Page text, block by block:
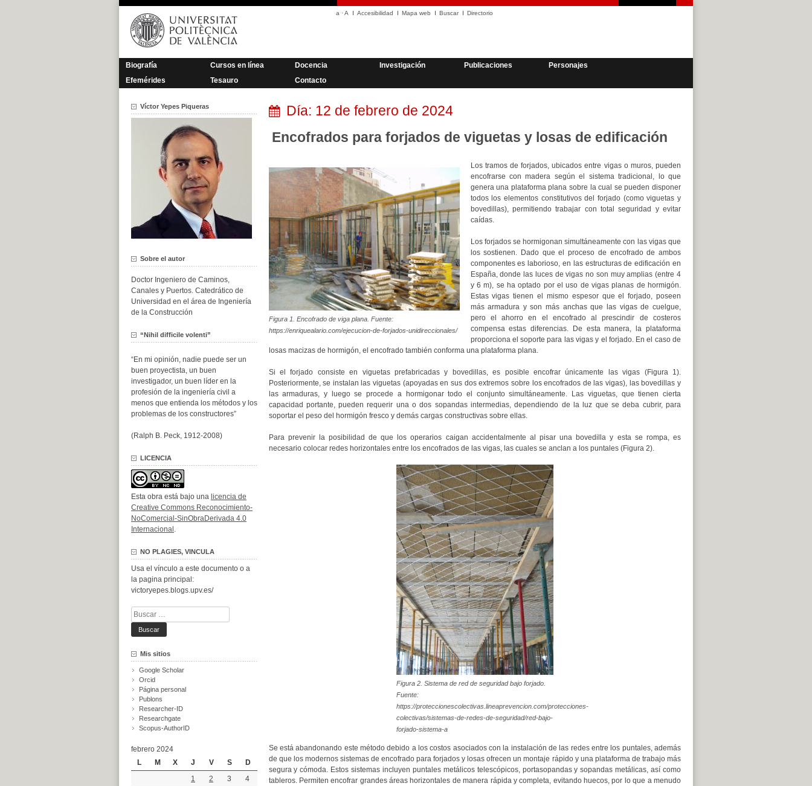
Saltar
contenido
a ·A Accesibilidad Mapa web Buscar Directorio
Biografía Cursos en línea Docencia Investigación Publicaciones
Personajes
Efemérides
Tesauro Contacto
Día: 12 de febrero de 2024
Encofrados para forjados de viguetas y losas de edificación
Figura 1. Encofrado de viga plana. Fuente:
https://enriquealario.com/ejecucion-de-forjados-unidireccionales/
Los tramos de forjados, ubicados entre vigas o muros, pueden
encofrarse con madera según el sistema tradicional, lo que
genera una plataforma plana sobre la cual se pueden disponer
todos los elementos constitutivos del forjado (como viguetas y
bovedillas), permitiendo trabajar con total seguridad y evitar
caídas.
Los forjados se hormigonan simultáneamente con las vigas que
los sostienen. Dado que el proceso de encofrado de ambos
componentes es laborioso, en las estructuras de edificación en
España, donde las luces de vigas no son muy amplias (entre 4
y 6 m), se ha optado por el uso de vigas planas de hormigón.
Estas vigas tienen el mismo espesor que el forjado, poseen
más armadura y son más anchas que las vigas de cuelgue,
pero el ahorro en el encofrado al prescindir de costeros
compensa estas diferencias. De esta manera, la plataforma
proporciona el soporte para las vigas y el forjado. En el caso de
losas macizas de hormigón, el encofrado también conforma una plataforma plana.
Si el forjado consiste en viguetas prefabricadas y bovedillas, es posible encofrar únicamente las vigas (Figura 1).
Posteriormente, se instalan las viguetas (apoyadas en sus dos extremos sobre los encofrados de las vigas), las bovedillas y
las armaduras, y luego se procede a hormigonar todo el conjunto simultáneamente. Las viguetas, que tienen cierta
capacidad portante, pueden requerir una o dos sopandas intermedias, dependiendo de la luz que se deba cubrir, para
soportar el peso del hormigón fresco y demás cargas constructivas sobre ellas.
Para prevenir la posibilidad de que los operarios caigan accidentalmente al pisar una bovedilla y esta se rompa, es
necesario colocar redes horizontales entre los encofrados de las vigas, las cuales se anclan a los puntales (Figura 2).
Figura 2. Sistema de red de seguridad bajo forjado.
Fuente:
https://proteccionescolectivas.lineaprevencion.com/protecciones-
colectivas/sistemas-de-redes-de-seguridad/red-bajo-
forjado-sistema-a
Se está abandonando este método debido a los costos asociados con la instalación de las redes entre los puntales, además
de que los modernos sistemas de encofrado para forjados y losas ofrecen un montaje rápido y una plataforma de trabajo más
segura y cómoda. Estos sistemas incluyen puntales metálicos telescópicos, portasopandas y sopandas metálicas, así como
tableros. Permiten encofrar grandes áreas horizontales de manera rápida y completa, evitando huecos, por lo que a menudo
Víctor Yepes Piqueras
Sobre el autor
Doctor Ingeniero de Caminos,
Canales y Puertos. Catedrático de
Universidad en el área de Ingeniería
de la Construcción
“Nihil difficile volenti”
“En mi opinión, nadie puede ser un
buen proyectista, un buen
investigador, un buen líder en la
profesión de la ingeniería civil a
menos que entienda los métodos y los
problemas de los constructores”
(Ralph B. Peck, 1912-2008)
LICENCIA
Esta obra está bajo una licencia de
Creative Commons Reconocimiento-
NoComercial-SinObraDerivada 4.0
Internacional .
NO PLAGIES, VINCULA
Usa el vínculo a este documento o a
la pagina principal:
victoryepes.blogs.upv.es/
Buscar:
Mis sitios
Google Scholar
Orcid
Página personal
Publons
Researcher-ID
Researchgate
Scopus-AuthorID
febrero 2024
L
M X J V S
D
1
2 3
4